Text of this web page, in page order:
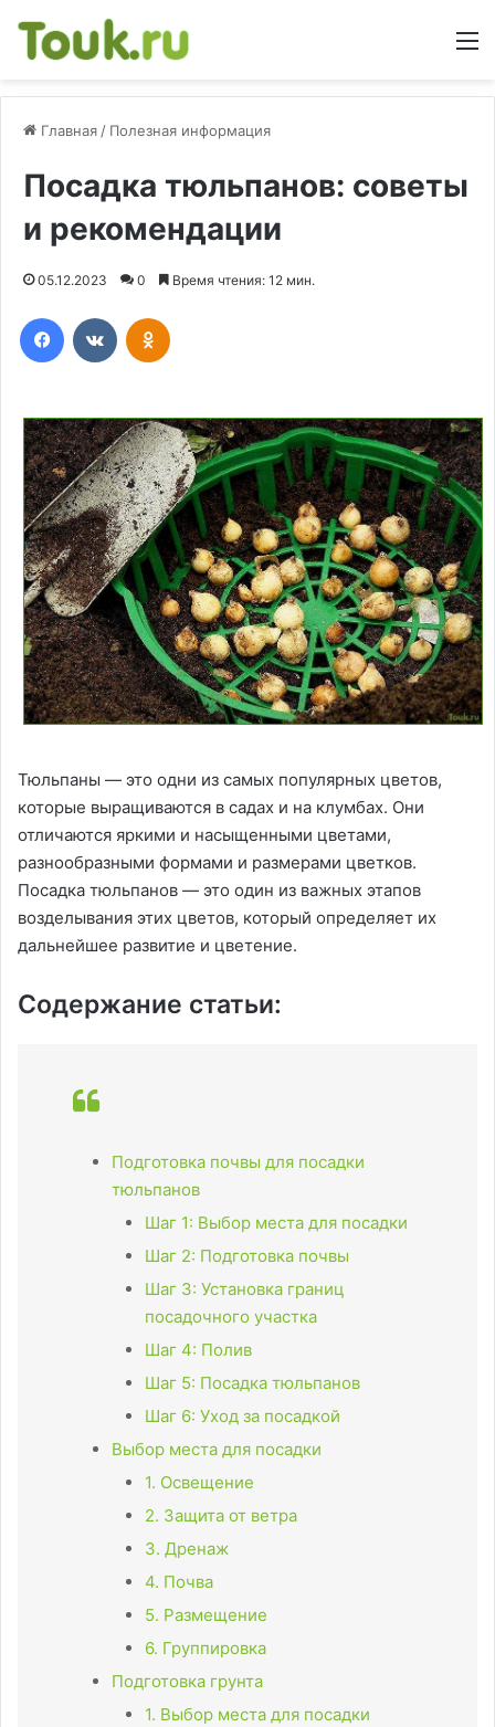
Главная / Полезная информация
Посадка тюльпанов: советы
и рекомендации
05.12.2023 0 Время чтения: 12 мин.
Тюльпаны — это одни из самых популярных цветов,
которые выращиваются в садах и на клумбах. Они
отличаются яркими и насыщенными цветами,
разнообразными формами и размерами цветков.
Посадка тюльпанов — это один из важных этапов
возделывания этих цветов, который определяет их
дальнейшее развитие и цветение.
Содержание статьи:
Подготовка почвы для посадки
тюльпанов
Шаг 1: Выбор места для посадки
Шаг 2: Подготовка почвы
Шаг 3: Установка границ
посадочного участка
Шаг 4: Полив
Шаг 5: Посадка тюльпанов
Шаг 6: Уход за посадкой
Выбор места для посадки
1. Освещение
2. Защита от ветра
3. Дренаж
4. Почва
5. Размещение
6. Группировка
Подготовка грунта
1. Выбор места для посадки